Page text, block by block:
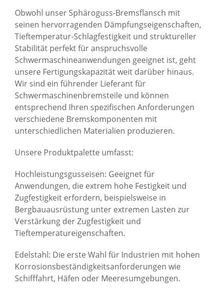
Obwohl unser Sphäroguss-Bremsflansch mit
seinen hervorragenden Dämpfungseigenschaften,
Tieftemperatur-Schlagfestigkeit und struktureller
Stabilität perfekt für anspruchsvolle
Schwermaschineanwendungen geeignet ist, geht
unsere Fertigungskapazität weit darüber hinaus.
Wir sind ein führender Lieferant für
Schwermaschinenbremsteile und können
entsprechend Ihren spezifischen Anforderungen
verschiedene Bremskomponenten mit
unterschiedlichen Materialien produzieren.
Unsere Produktpalette umfasst:
Hochleistungsgusseisen: Geeignet für
Anwendungen, die extrem hohe Festigkeit und
Zugfestigkeit erfordern, beispielsweise in
Bergbauausrüstung unter extremen Lasten zur
Verstärkung der Zugfestigkeit und
Tieftemperatureigenschaften.
Edelstahl: Die erste Wahl für Industrien mit hohen
Korrosionsbeständigkeitsanforderungen wie
Schifffahrt, Häfen oder Meeresumgebungen.